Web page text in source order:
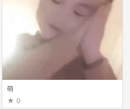
萌
0